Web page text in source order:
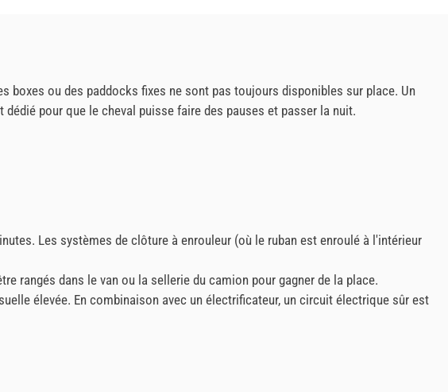
boxes ou des paddocks fixes ne sont pas toujours disponibles sur place. Un
pour que le cheval puisse faire des pauses et passer la nuit.
Les systèmes de clôture à enrouleur (où le ruban est enroulé à l'intérieur
rangés dans le van ou la sellerie du camion pour gagner de la place.
élevée. En combinaison avec un électrificateur, un circuit électrique sûr est